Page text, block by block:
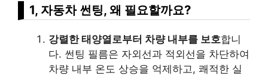
1, 자동차 썬팅, 왜 필요할까요?
강렬한 태양열로부터 차량 내부를 보호합니
다. 썬팅 필름은 자외선과 적외선을 차단하여
차량 내부 온도 상승을 억제하고, 쾌적한 실